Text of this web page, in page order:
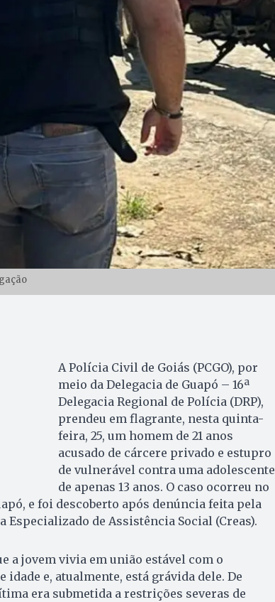
A Polícia Civil de Goiás (PCGO), por
meio da Delegacia de Guapó – 16ª
Delegacia Regional de Polícia (DRP),
prendeu em flagrante, nesta quinta-
feira, 25, um homem de 21 anos
acusado de cárcere privado e estupro
de vulnerável contra uma adolescente
de apenas 13 anos. O caso ocorreu no
e foi descoberto após denúncia feita pela
Especializado de Assistência Social (Creas).
a jovem vivia em união estável com o
idade e, atualmente, está grávida dele. De
era submetida a restrições severas de